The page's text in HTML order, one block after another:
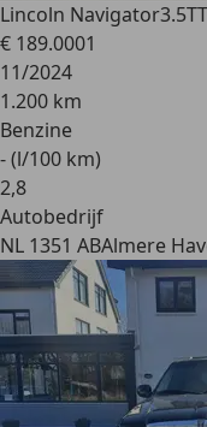
Lincoln Navigator
€ 189.0001
11/2024
1.200 km
Benzine
- (l/100 km)
2,8
Autobedrijf
NL 1351 ABAlmere